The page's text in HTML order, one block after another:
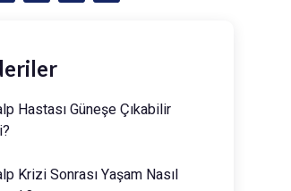
Hastası Güneşe Çıkabilir
Krizi Sonrası Yaşam Nasıl